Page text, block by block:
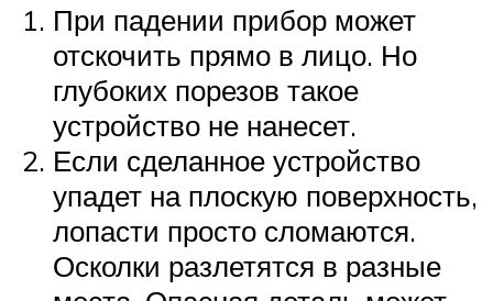
При падении прибор может
отскочить прямо в лицо. Но
глубоких порезов такое
устройство не нанесет.
Если сделанное устройство
упадет на плоскую поверхность,
лопасти просто сломаются.
Осколки разлетятся в разные